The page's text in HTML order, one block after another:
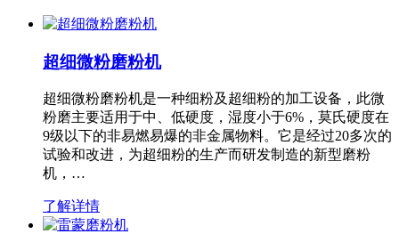
超细微粉磨粉机
超细微粉磨粉机是一种细粉及超细粉的加工设备，此微
粉磨主要适用于中、低硬度，湿度小于6%，莫氏硬度在
9级以下的非易燃易爆的非金属物料。它是经过20多次的
试验和改进，为超细粉的生产而研发制造的新型磨粉
机，…
了解详情